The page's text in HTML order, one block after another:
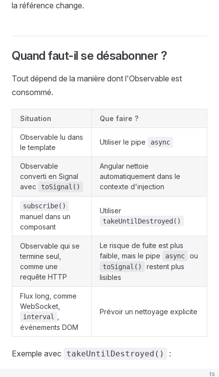
la référence change.
Quand faut-il se désabonner ?
Tout dépend de la manière dont l'Observable est
consommé.
Situation Que faire ?
Observable lu dans
le template
Utiliser le pipe async
Observable
converti en Signal
avec
toSignal()
Angular nettoie
automatiquement dans le
contexte d'injection
subscribe()
manuel dans un
composant
Utiliser
takeUntilDestroyed()
Observable qui se
termine seul,
comme une
requête HTTP
Le risque de fuite est plus
faible, mais le pipe
async ou
toSignal()
restent plus
lisibles
Flux long, comme
WebSocket,
interval
événements DOM
Prévoir un nettoyage explicite
Exemple avec takeUntilDestroyed() :
ts